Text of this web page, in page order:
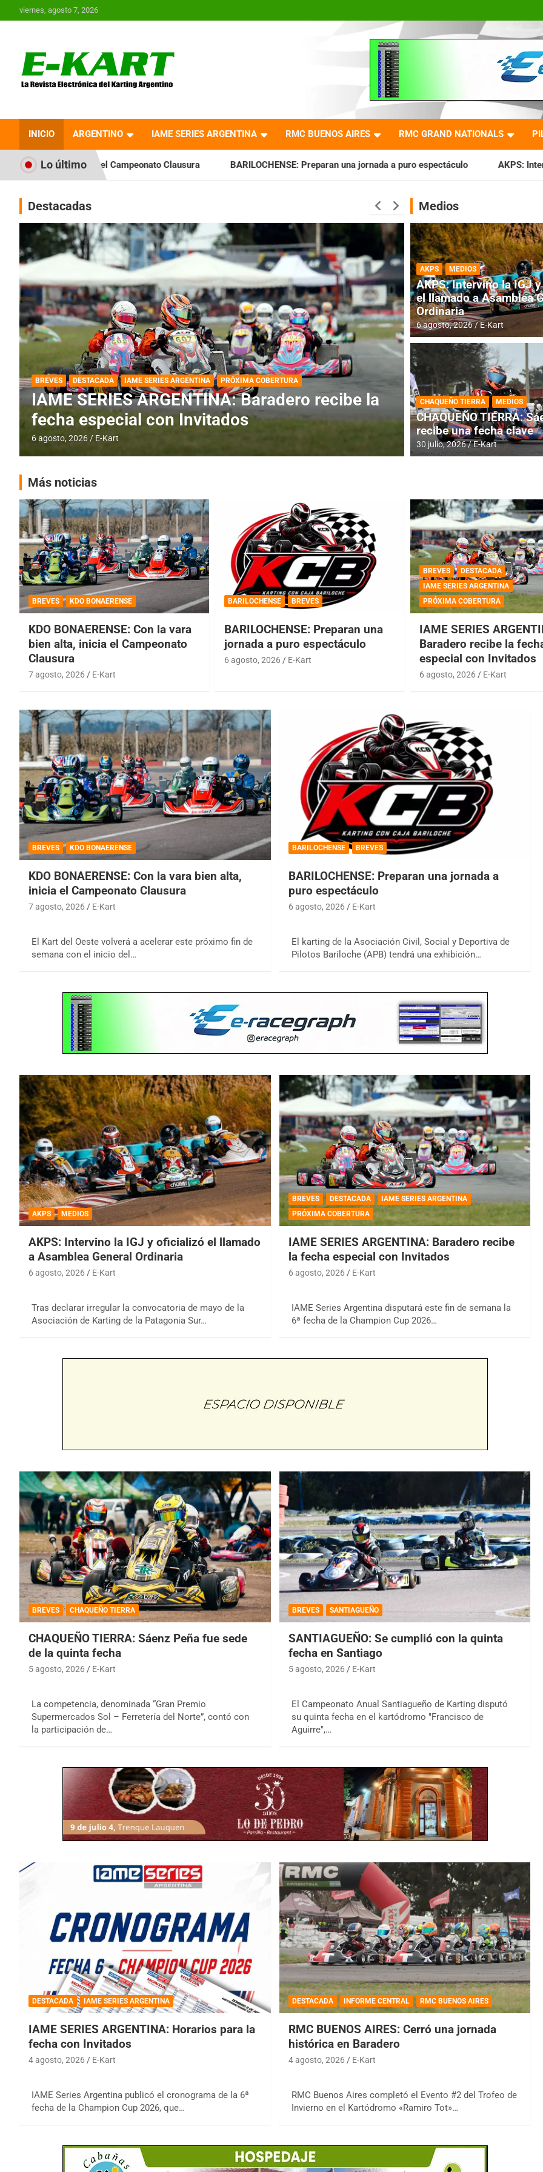
al
viernes, agosto 7, 2026
Revista Electrónica del
Karting en Argentina
INICIO ARGENTINO IAME SERIES ARGENTINA RMC BUENOS AIRES RMC GRAND NATIONALS
Lo último
el Campeonato Clausura BARILOCHENSE: Preparan una jornada a puro espectáculo AKPS: Intervino la IGJ y oficializó
Destacadas
DESTACADA IAME SERIES ARGENTINA
IAME SERIES ARGENTINA: Horarios para la
fecha con Invitados
4 agosto, 2026 E-Kart
DESTACADA INFORME CENTRAL
RMC BUENOS
histórica en
4 agosto, 2026 E-Kart
Medios
AKPS MEDIOS
AKPS: Intervino la IGJ
el llamado a Asamblea
Ordinaria
6 agosto, 2026 E-Kart
CHAQUEÑO TIERRA MEDIOS
CHAQUEÑO TIERRA:
recibe una fecha clave
30 julio, 2026 E-Kart
Más noticias
BREVES KDO BONAERENSE
KDO BONAERENSE: Con la vara
bien alta, inicia el Campeonato
Clausura
7 agosto, 2026 E-Kart
BARILOCHENSE BREVES
BARILOCHENSE: Preparan una
jornada a puro espectáculo
6 agosto, 2026 E-Kart
BREVES
DESTACADA
IAME SERIES ARGENTINA
PRÓXIMA COBERTURA
IAME SERIES
Baradero recibe la
especial con Invitados
6 agosto, 2026 E-Kart
BREVES KDO BONAERENSE
KDO BONAERENSE: Con la vara bien alta,
inicia el Campeonato Clausura
7 agosto, 2026 E-Kart
El Kart del Oeste volverá a acelerar este próximo fin de
semana con el inicio del…
BARILOCHENSE BREVES
BARILOCHENSE: Preparan una jornada a
puro espectáculo
6 agosto, 2026 E-Kart
El karting de la Asociación Civil, Social y Deportiva de
Pilotos Bariloche (APB) tendrá una exhibición…
AKPS MEDIOS
AKPS: Intervino la IGJ y oficializó el llamado
a Asamblea General Ordinaria
6 agosto, 2026 E-Kart
Tras declarar irregular la convocatoria de mayo de la
Asociación de Karting de la Patagonia Sur…
BREVES DESTACADA
IAME SERIES ARGENTINA
PRÓXIMA COBERTURA
IAME SERIES ARGENTINA: Baradero recibe
la fecha especial con Invitados
6 agosto, 2026 E-Kart
IAME Series Argentina disputará este fin de semana la
6ª fecha de la Champion Cup 2026…
BREVES CHAQUEÑO TIERRA
CHAQUEÑO TIERRA: Sáenz Peña fue sede
de la quinta fecha
5 agosto, 2026 E-Kart
La competencia, denominada “Gran Premio
Supermercados Sol – Ferretería del Norte”, contó con
la participación de…
BREVES SANTIAGUEÑO
SANTIAGUEÑO: Se cumplió con la quinta
fecha en Santiago
5 agosto, 2026 E-Kart
El Campeonato Anual Santiagueño de Karting disputó
su quinta fecha en el kartódromo "Francisco de
Aguirre",…
DESTACADA IAME SERIES ARGENTINA
IAME SERIES ARGENTINA: Horarios para la
fecha con Invitados
4 agosto, 2026 E-Kart
IAME Series Argentina publicó el cronograma de la 6ª
fecha de la Champion Cup 2026, que…
DESTACADA INFORME CENTRAL RMC BUENOS AIRES
RMC BUENOS AIRES: Cerró una jornada
histórica en Baradero
4 agosto, 2026 E-Kart
RMC Buenos Aires completó el Evento #2 del Trofeo de
Invierno en el Kartódromo «Ramiro Tot»…